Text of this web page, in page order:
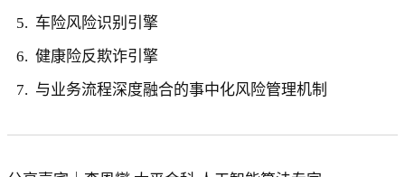
车险风险识别引擎
健康险反欺诈引擎
与业务流程深度融合的事中化风险管理机制